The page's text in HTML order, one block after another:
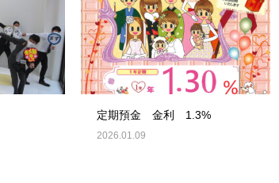
定期預金 金利 1.3%
2026.01.09